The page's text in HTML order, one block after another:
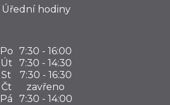
Úřední hodiny
Po 7:30 - 16:00
Út
7:30 - 14:30
St
7:30 - 16:30
Čt
zavřeno
Pá
7:30 - 14:00